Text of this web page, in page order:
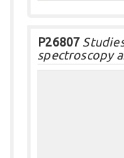
P26807
spectroscopy